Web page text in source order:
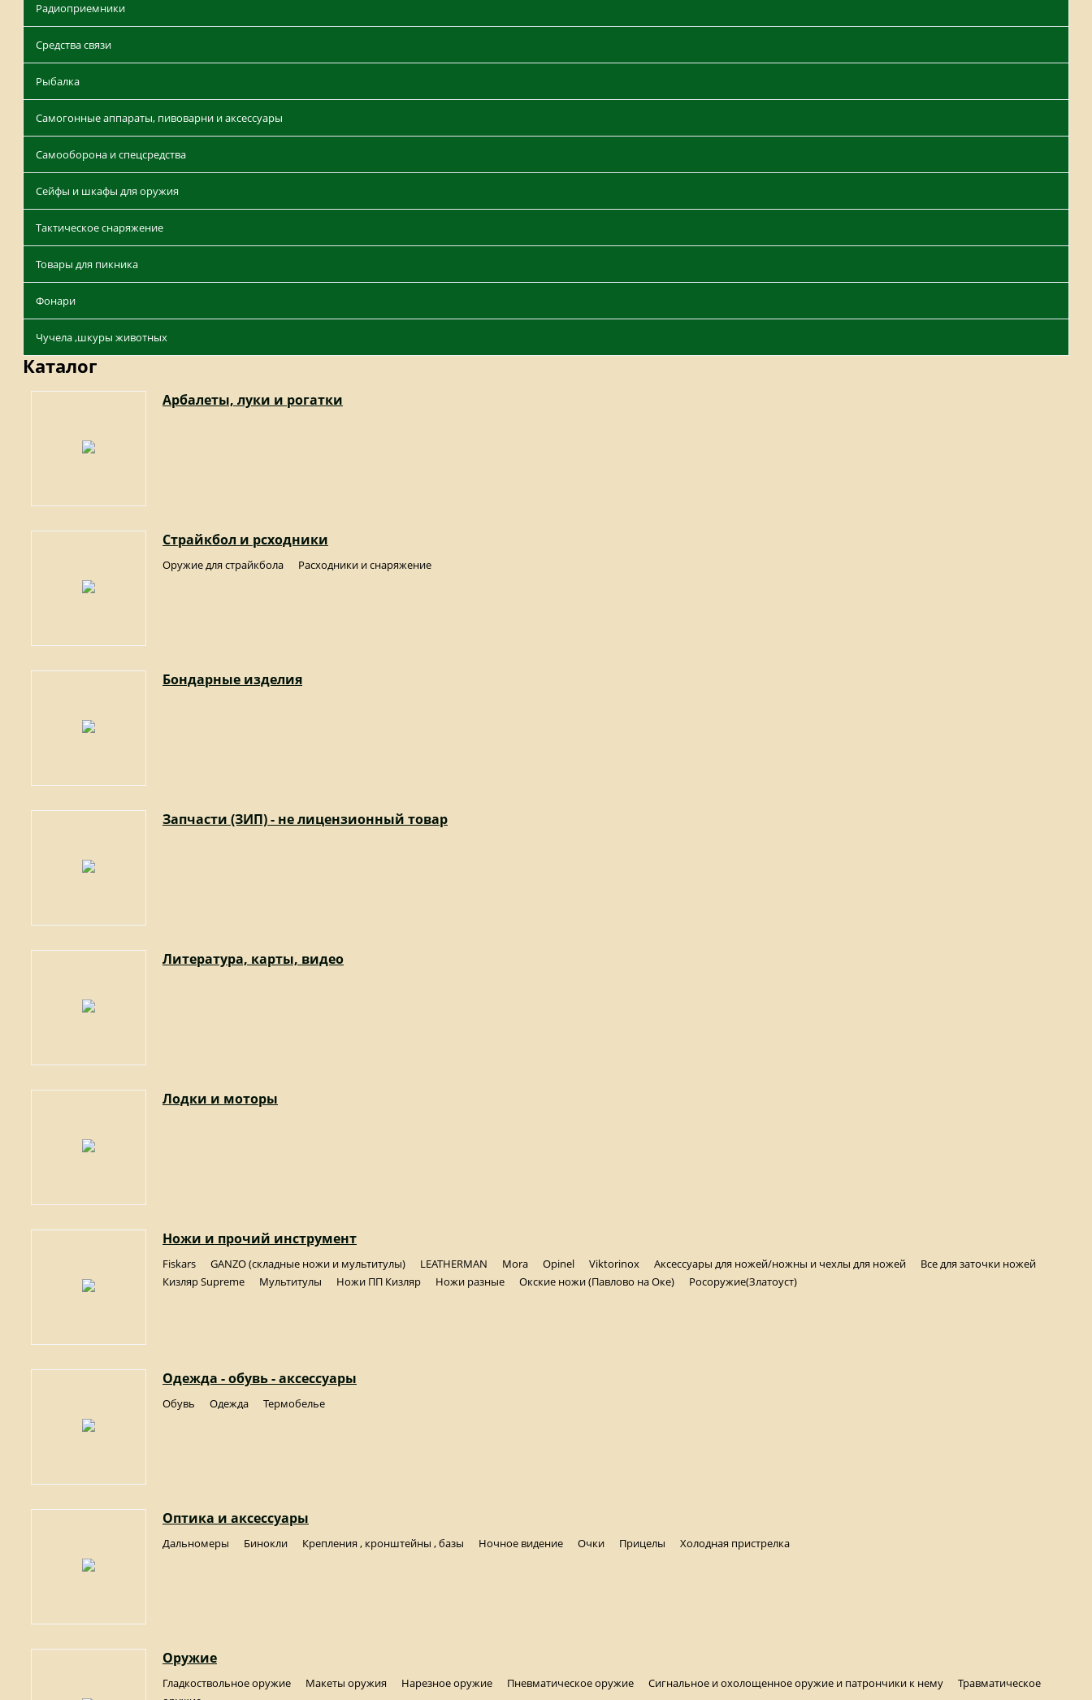
Радиоприемники
Средства связи
Рыбалка
Самогонные аппараты, пивоварни и аксессуары
Самооборона и спецсредства
Сейфы и шкафы для оружия
Тактическое снаряжение
Товары для пикника
Фонари
Чучела ,шкуры животных
Каталог
Арбалеты, луки и рогатки
Страйкбол и рсходники
Оружие для страйкбола Расходники и снаряжение
Бондарные изделия
Запчасти (ЗИП) - не лицензионный товар
Литература, карты, видео
Лодки и моторы
Ножи и прочий инструмент
Fiskars GANZO (складные ножи и мультитулы) LEATHERMAN Mora Opinel Viktorinox Аксессуары для ножей/ножны и чехлы для ножей
Все для заточки ножей
Кизляр Supreme
Мультитулы Ножи ПП Кизляр Ножи разные Окские ножи (Павлово на Оке) Росоружие(Златоуст)
Одежда - обувь - аксессуары
Обувь Одежда Термобелье
Оптика и аксессуары
Дальномеры Бинокли Крепления , кронштейны , базы Ночное видение Очки Прицелы Холодная пристрелка
Оружие
Гладкоствольное оружие Макеты оружия Нарезное оружие Пневматическое оружие Сигнальное и охолощенное оружие и патрончики к нему
Травматическое